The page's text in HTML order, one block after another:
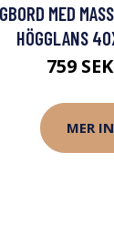
MED
HÖGGLANS
759
MER